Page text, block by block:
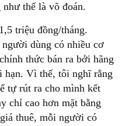
thế là võ đoán.
triệu đồng/tháng.
dùng có nhiều cơ
thức bán ra bởi hãng
hạn. Vì thế, tôi nghĩ rằng
tự rút ra cho mình kết
chỉ cao hơn mặt bằng
thuê, mỗi người có